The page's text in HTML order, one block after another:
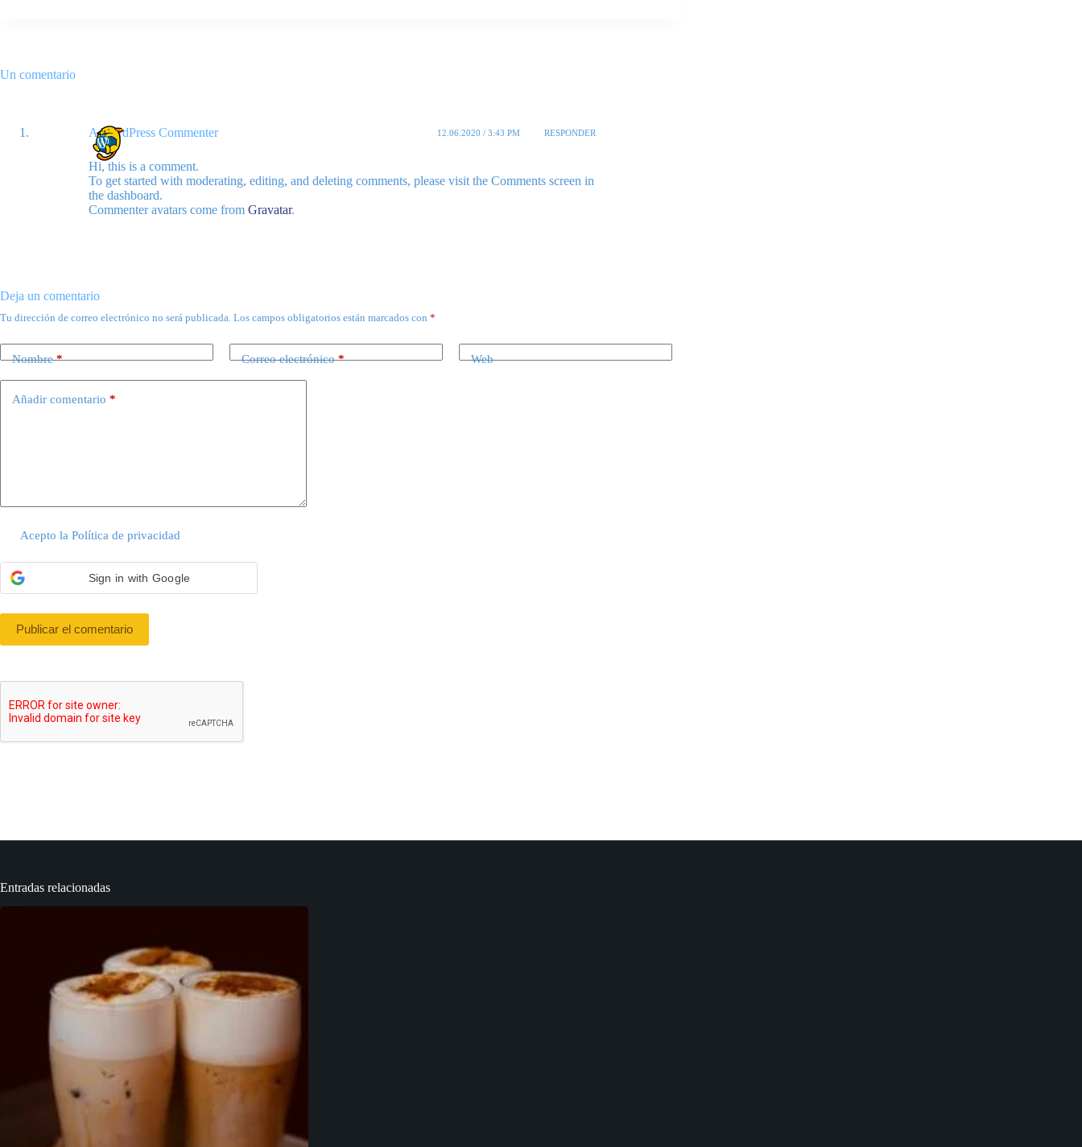
Un comentario
A WordPress Commenter 12.06.2020 / 3:43 PM RESPONDER
Hi, this is a comment.
To get started with moderating, editing, and deleting comments, please visit the Comments screen in
the dashboard.
Commenter avatars come from Gravatar.
Deja un comentario
Tu dirección de correo electrónico no será publicada. Los campos obligatorios están marcados con *
Nombre* Correo electrónico* Web
Añadir comentario *
Acepto laPolítica de privacidad
Sign in with Google
Publicar el comentario
Entradas relacionadas